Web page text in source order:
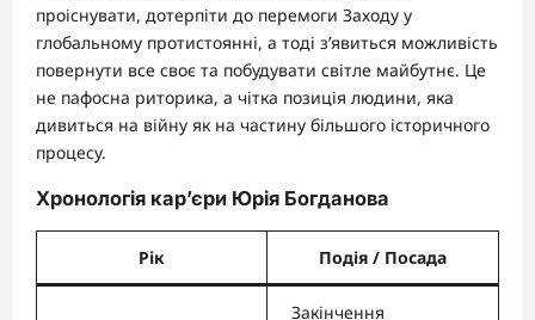
проіснувати, дотерпіти до перемоги Заходу у
глобальному протистоянні, а тоді з’явиться можливість
повернути все своє та побудувати світле майбутнє. Це
не пафосна риторика, а чітка позиція людини, яка
дивиться на війну як на частину більшого історичного
процесу.
Хронологія кар’єри Юрія Богданова
Рік Подія / Посада
Закінчення